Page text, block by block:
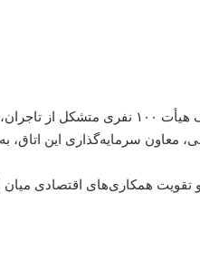
اتاق تجارت و سرمایه‌گذاری افغانستان اعلام کرده است که یک
سرمایه‌گذاری این اتاق،
همکاری‌های اقتصادی میان